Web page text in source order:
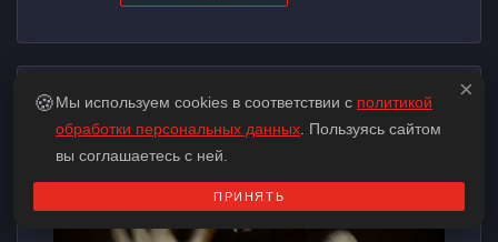
×
🍪Мы используем cookies в соответствии с политикой
обработки персональных данных . Пользуясь сайтом
вы соглашаетесь с ней.
ПРИНЯТЬ